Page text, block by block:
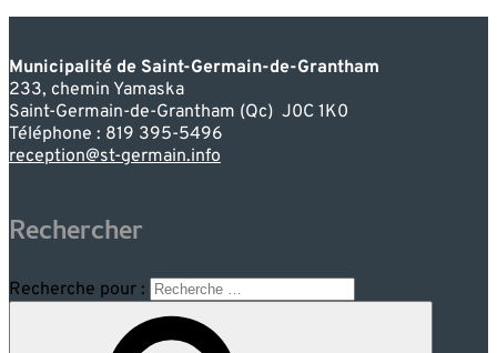
Municipalité de Saint-Germain-de-Grantham
233, chemin Yamaska
Saint-Germain-de-Grantham (Qc) J0C 1K0
Téléphone : 819 395-5496
reception@st-germain.info
Rechercher
Recherche pour :